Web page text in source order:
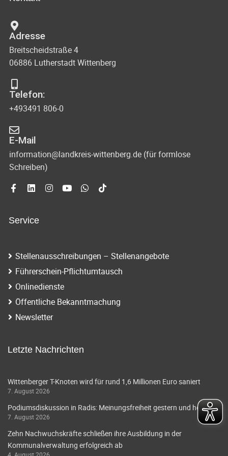
Adresse
Breitscheidstraße 4
06886 Lutherstadt Wittenberg
Telefon:
+493491 806-0
E-Mail
information@landkreis-wittenberg.de (für formlose
Schreiben)
Service
Stellenausschreibungen – Stellenangebote
Führerschein-Pflichtumtausch
Onlinedienste
Öffentliche Bekanntmachung
Newsletter
Letzte Nachrichten
Wittenberger T-Knoten wird für rund 1,6 Millionen Euro saniert
7. August 2026
Podiumsdiskussion in Radis: Meinungsfreiheit gestern und heute
7. August 2026
Zehn Nachwuchskräfte schließen ihre Ausbildung in der
Kommunalverwaltung erfolgreich ab